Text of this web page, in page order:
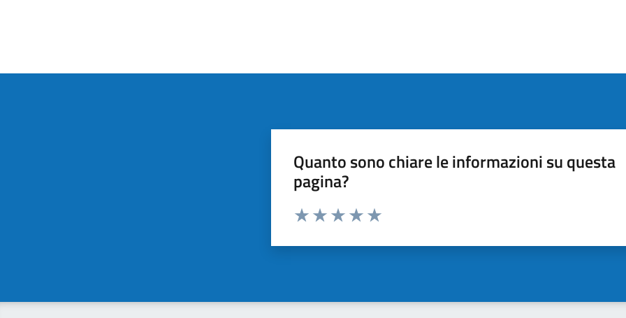
Quanto sono chiare le informazioni su questa
pagina?
Valuta da 1 a 5 stelle la pagina